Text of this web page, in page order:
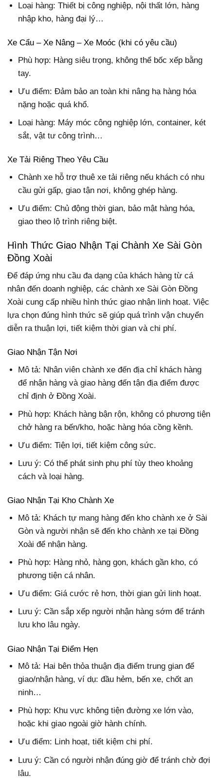
Loại hàng: Thiết bị công nghiệp, nội thất lớn, hàng
nhập kho, hàng đại lý…
Xe Cẩu – Xe Nâng – Xe Moóc (khi có yêu cầu)
Phù hợp: Hàng siêu trọng, không thể bốc xếp bằng
tay.
Ưu điểm: Đảm bảo an toàn khi nâng hạ hàng hóa
nặng hoặc quá khổ.
Loại hàng: Máy móc công nghiệp lớn, container, két
sắt, vật tư công trình…
Xe Tải Riêng Theo Yêu Cầu
Chành xe hỗ trợ thuê xe tải riêng nếu khách có nhu
cầu gửi gấp, giao tận nơi, không ghép hàng.
Ưu điểm: Chủ động thời gian, bảo mật hàng hóa,
giao theo lộ trình riêng biệt.
Hình Thức Giao Nhận Tại Chành Xe Sài Gòn
Đồng Xoài
Để đáp ứng nhu cầu đa dạng của khách hàng từ cá
nhân đến doanh nghiệp, các chành xe Sài Gòn Đồng
Xoài cung cấp nhiều hình thức giao nhận linh hoạt. Việc
lựa chọn đúng hình thức sẽ giúp quá trình vận chuyển
diễn ra thuận lợi, tiết kiệm thời gian và chi phí.
Giao Nhận Tận Nơi
Mô tả: Nhân viên chành xe đến địa chỉ khách hàng
để nhận hàng và giao hàng đến tận địa điểm được
chỉ định ở Đồng Xoài.
Phù hợp: Khách hàng bận rộn, không có phương tiện
chở hàng ra bến/kho, hoặc hàng hóa cồng kềnh.
Ưu điểm: Tiện lợi, tiết kiệm công sức.
Lưu ý: Có thể phát sinh phụ phí tùy theo khoảng
cách và loại hàng.
Giao Nhận Tại Kho Chành Xe
Mô tả: Khách tự mang hàng đến kho chành xe ở Sài
Gòn và người nhận sẽ đến kho chành xe tại Đồng
Xoài để nhận hàng.
Phù hợp: Hàng nhỏ, hàng gọn, khách gần kho, có
phương tiện cá nhân.
Ưu điểm: Giá cước rẻ hơn, thời gian gửi linh hoạt.
Lưu ý: Cần sắp xếp người nhận hàng sớm để tránh
lưu kho lâu ngày.
Giao Nhận Tại Điểm Hẹn
Mô tả: Hai bên thỏa thuận địa điểm trung gian để
giao/nhận hàng, ví dụ: đầu hẻm, bến xe, chốt an
ninh…
Phù hợp: Khu vực không tiện đường xe lớn vào,
hoặc khi giao ngoài giờ hành chính.
Ưu điểm: Linh hoạt, tiết kiệm chi phí.
Lưu ý: Cần có người nhận đúng giờ để tránh chờ đợi
lâu.